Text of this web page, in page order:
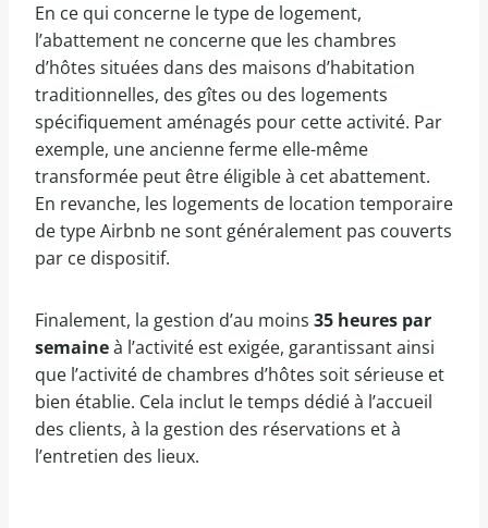
En ce qui concerne le type de logement,
l’abattement ne concerne que les chambres
d’hôtes situées dans des maisons d’habitation
traditionnelles, des gîtes ou des logements
spécifiquement aménagés pour cette activité. Par
exemple, une ancienne ferme elle-même
transformée peut être éligible à cet abattement.
En revanche, les logements de location temporaire
de type Airbnb ne sont généralement pas couverts
par ce dispositif.
Finalement, la gestion d’au moins 35 heures par
semaineà l’activité est exigée, garantissant ainsi
que l’activité de chambres d’hôtes soit sérieuse et
bien établie. Cela inclut le temps dédié à l’accueil
des clients, à la gestion des réservations et à
l’entretien des lieux.